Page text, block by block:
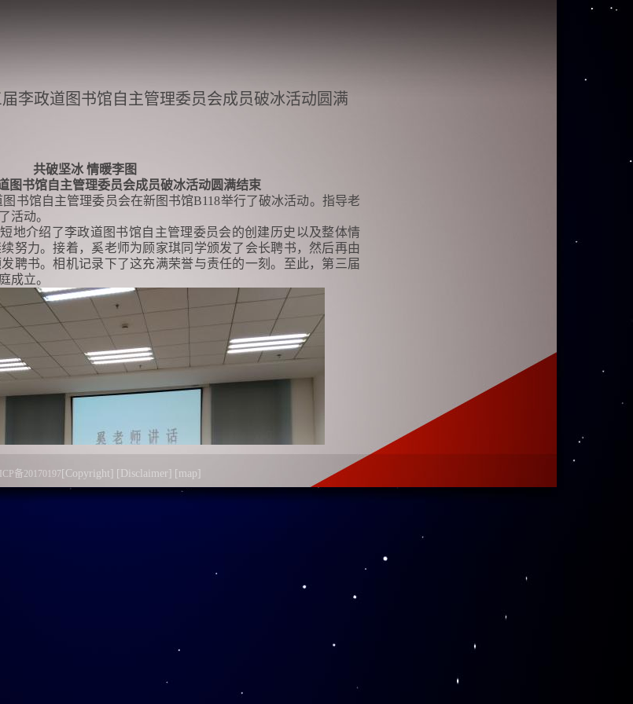
李政道图书馆自主管理委员会成员破冰活动圆满
共破坚冰 情暖李图
书馆自主管理委员会成员破冰活动圆满结束
书馆自主管理委员会在新图书馆B118举行了破冰活动。指导老
活动。
地介绍了李政道图书馆自主管理委员会的创建历史以及整体情
努力。接着，奚老师为顾家琪同学颁发了会长聘书，然后再由
聘书。相机记录下了这充满荣誉与责任的一刻。至此，第三届
成立。
备20170197[Copyright] [Disclaimer] [map]